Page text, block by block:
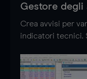
Gestore degli
Crea avvisi per
indicatori tecnici.